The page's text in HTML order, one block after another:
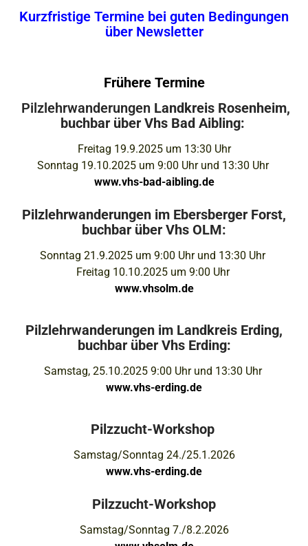
Kurzfristige Termine bei guten Bedingungen
über Newsletter
Frühere Termine
Pilzlehrwanderungen Landkreis Rosenheim,
buchbar über Vhs Bad Aibling:
Freitag 19.9.2025 um 13:30 Uhr
Sonntag 19.10.2025 um 9:00 Uhrund 13:30 Uhr
www.vhs-bad-aibling.de
Pilzlehrwanderungen im Ebersberger Forst,
buchbar über Vhs OLM:
Sonntag 21.9.2025 um 9:00 Uhrund 13:30 Uhr
Freitag 10.10.2025 um 9:00 Uhr
www.vhsolm.de
Pilzlehrwanderungen im Landkreis Erding,
buchbar über Vhs Erding:
Samstag, 25.10.2025 9:00 Uhrund 13:30 Uhr
www.vhs-erding.de
Pilzzucht-Workshop
Samstag/Sonntag 24./25.1.2026
www.vhs-erding.de
Pilzzucht-Workshop
Samstag/Sonntag 7./8.2.2026